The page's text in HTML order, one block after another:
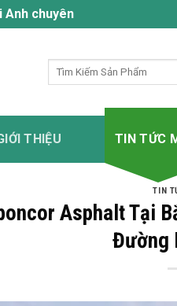
cung cấp dịch vụ sơn
Tìm
THIỆU TIN TỨC
TIN
Asphalt Tại
Đường